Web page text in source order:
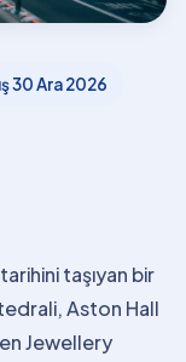
30 Ara 2026
taşıyan bir
Aston Hall
Jewellery